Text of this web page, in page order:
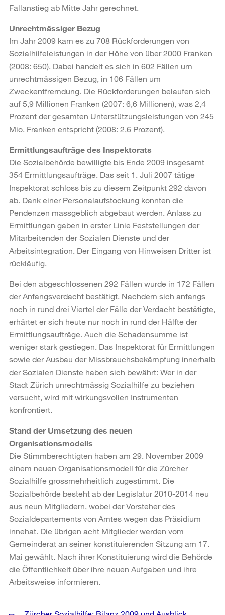
Fallanstieg ab Mitte Jahr gerechnet.
Unrechtmässiger Bezug
Im Jahr 2009 kam es zu 708 Rückforderungen von
Sozialhilfeleistungen in der Höhe von über 2000 Franken
(2008: 650). Dabei handelt es sich in 602 Fällen um
unrechtmässigen Bezug, in 106 Fällen um
Zweckentfremdung. Die Rückforderungen belaufen sich
auf 5,9 Millionen Franken (2007: 6,6 Millionen), was 2,4
Prozent der gesamten Unterstützungsleistungen von 245
Mio. Franken entspricht (2008: 2,6 Prozent).
Ermittlungsaufträge des Inspektorats
Die Sozialbehörde bewilligte bis Ende 2009 insgesamt
354 Ermittlungsaufträge. Das seit 1. Juli 2007 tätige
Inspektorat schloss bis zu diesem Zeitpunkt 292 davon
ab. Dank einer Personalaufstockung konnten die
Pendenzen massgeblich abgebaut werden. Anlass zu
Ermittlungen gaben in erster Linie Feststellungen der
Mitarbeitenden der Sozialen Dienste und der
Arbeitsintegration. Der Eingang von Hinweisen Dritter ist
rückläufig.
Bei den abgeschlossenen 292 Fällen wurde in 172 Fällen
der Anfangsverdacht bestätigt. Nachdem sich anfangs
noch in rund drei Viertel der Fälle der Verdacht bestätigte,
erhärtet er sich heute nur noch in rund der Hälfte der
Ermittlungsaufträge. Auch die Schadensumme ist
weniger stark gestiegen. Das Inspektorat für Ermittlungen
sowie der Ausbau der Missbrauchsbekämpfung innerhalb
der Sozialen Dienste haben sich bewährt: Wer in der
Stadt Zürich unrechtmässig Sozialhilfe zu beziehen
versucht, wird mit wirkungsvollen Instrumenten
konfrontiert.
Stand der Umsetzung des neuen
Organisationsmodells
Die Stimmberechtigten haben am 29. November 2009
einem neuen Organisationsmodell für die Zürcher
Sozialhilfe grossmehrheitlich zugestimmt. Die
Sozialbehörde besteht ab der Legislatur 2010-2014 neu
aus neun Mitgliedern, wobei der Vorsteher des
Sozialdepartements von Amtes wegen das Präsidium
innehat. Die übrigen acht Mitglieder werden vom
Gemeinderat an seiner konstituierenden Sitzung am 17.
Mai gewählt. Nach ihrer Konstituierung wird die Behörde
die Öffentlichkeit über ihre neuen Aufgaben und ihre
Arbeitsweise informieren.
Weitere